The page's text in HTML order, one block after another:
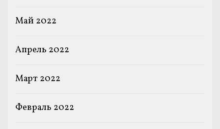
Май 2022
Апрель 2022
Март 2022
Февраль 2022